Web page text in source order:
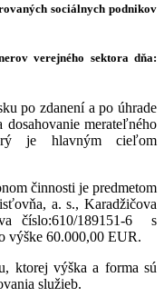
sociálnych podnikov
verejného sektora dňa:
po zdanení a po úhrade
merateľného
je hlavným cieľom
činnosti je predmetom
a. s., Karadžičova
číslo:610/189151-6 s
výške 60.000,00 EUR.
ktorej výška a forma sú
služieb.